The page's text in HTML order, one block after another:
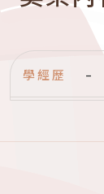
學經歷